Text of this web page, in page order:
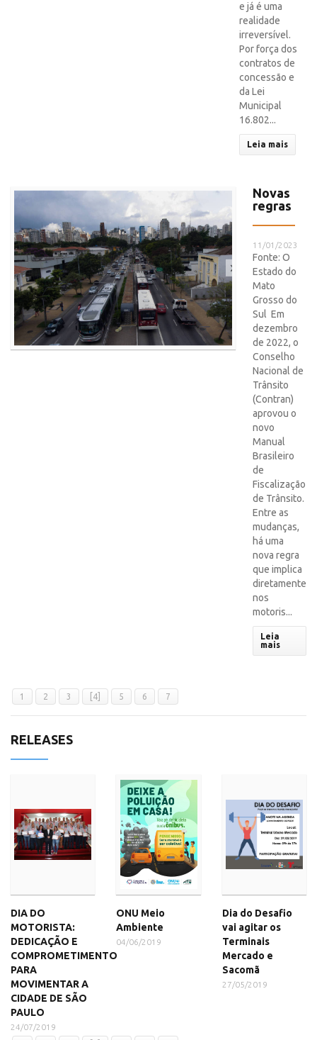
e já é uma
realidade
irreversível.
Por força dos
contratos de
concessão e
da Lei
Municipal
16.802...
Leia mais
Novas
regras
11/01/2023
Fonte: O
Estado do
Mato
Grosso do
Sul Em
dezembro
de 2022, o
Conselho
Nacional de
Trânsito
(Contran)
aprovou o
novo
Manual
Brasileiro
de
Fiscalização
de Trânsito.
Entre as
mudanças,
há uma
nova regra
que implica
diretamente
nos
motoris...
Leia
mais
1 2 3 [4] 5 6 7
RELEASES
DIA DO
MOTORISTA:
DEDICAÇÃO E
COMPROMETIMENTO
PARA
MOVIMENTAR A
CIDADE DE SÃO
PAULO
24/07/2019
ONU Meio
Ambiente
04/06/2019
Dia do Desafio
vai agitar os
Terminais
Mercado e
Sacomã
27/05/2019